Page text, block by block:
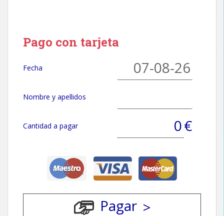
Pago con tarjeta
Fecha
Nombre y apellidos
Cantidad a pagar €
Pagar